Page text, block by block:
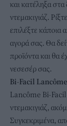
και κατέληξα
ντεμακιγιάζ.
επιλέξτε κάποια
αγορά σας. Θα
προϊόντα και θα
νεσεσέρ σας.
Bi-Facil
Lancôme Bi-Facil
ντεμακιγιάζ,
Συγκεκριμένα,